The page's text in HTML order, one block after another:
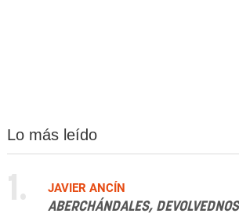
Lo más leído
1.
JAVIER ANCÍN
ABERCHÁNDALES,